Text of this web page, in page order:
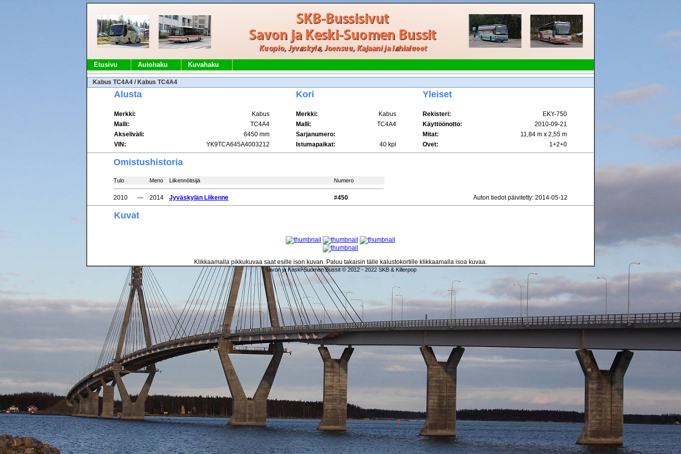
Etusivu Autohaku Kuvahaku
Kabus TC4A4 / Kabus TC4A4
Alusta Kori Yleiset
Merkki: Kabus Merkki: Kabus Rekisteri:
EKY-750
Malli:
TC4A4 Malli: TC4A4 Käyttöönotto:
2010-09-21
Akseliväli:
6450 mm Sarjanumero: Mitat:
11,84 m x 2,55 m
VIN:
YK9TCA645A4003212 Istumapaikat: 40 kpl Ovet: 1+2+0
Omistushistoria
Tulo Meno Liikennöitsijä Numero
2010 — 2014 Jyväskylän Liikenne #450 Auton tiedot päivitetty: 2014-05-12
Kuvat
Klikkaamalla pikkukuvaa saat esille ison kuvan. Paluu takaisin tälle kalustokortille klikkaamalla isoa kuvaa.
Savon ja Keski-Suomen Bussit © 2012 - 2022 SKB & Killerpop